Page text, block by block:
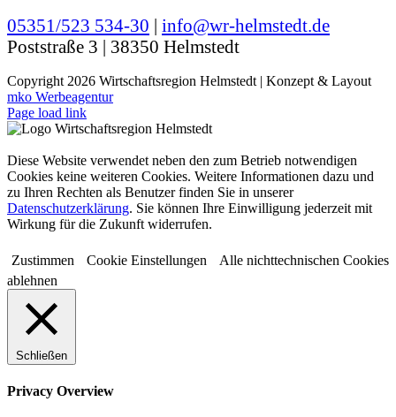
05351/523 534-30 | info@wr-helmstedt.de
Poststraße 3 | 38350 Helmstedt
Copyright 2026 Wirtschaftsregion Helmstedt | Konzept & Layout
mko Werbeagentur
Page load link
Diese Website verwendet neben den zum Betrieb notwendigen
Cookies keine weiteren Cookies. Weitere Informationen dazu und
zu Ihren Rechten als Benutzer finden Sie in unserer
Datenschutzerklärung. Sie können Ihre Einwilligung jederzeit mit
Wirkung für die Zukunft widerrufen.
Zustimmen Cookie Einstellungen
Alle nichttechnischen Cookies
ablehnen
Schließen
Privacy Overview